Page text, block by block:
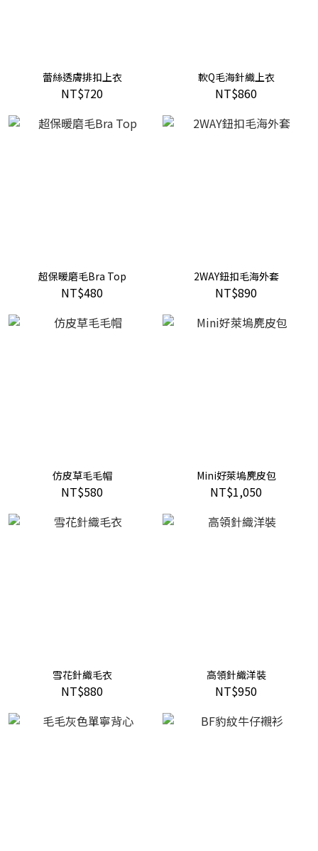
蕾絲透膚排扣上衣
NT$720
軟Q毛海針織上衣
NT$860
超保暖磨毛Bra Top
NT$480
2WAY鈕扣毛海外套
NT$890
仿皮草毛毛帽
NT$580
Mini好萊塢麂皮包
NT$1,050
雪花針織毛衣
NT$880
高領針織洋裝
NT$950